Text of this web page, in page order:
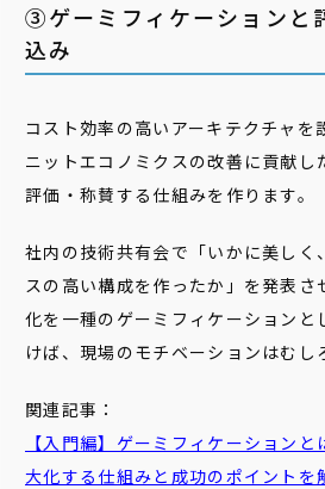
③ゲーミフィケーションと
込み
コスト効率の高いアーキテクチャを
ニットエコノミクスの改善に貢献し
評価・称賛する仕組みを作ります。
社内の技術共有会で「いかに美しく
スの高い構成を作ったか」を発表さ
化を一種のゲーミフィケーションと
けば、現場のモチベーションはむし
関連記事：
【入門編】ゲーミフィケーション
大化する仕組みと成功のポイントを